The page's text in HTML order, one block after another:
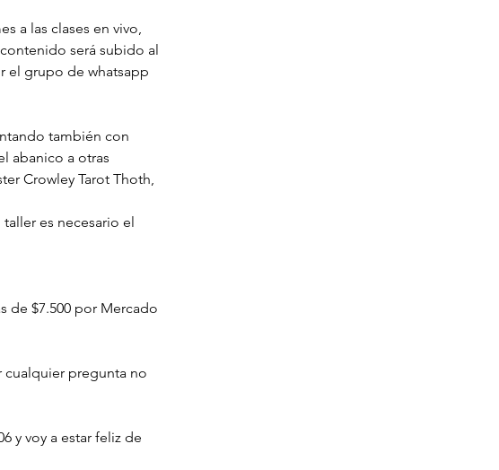
a las clases en vivo,
será subido al
el grupo de whatsapp
también con
abanico a otras
Crowley Tarot Thoth,
es necesario el
de $7.500 por Mercado
cualquier pregunta no
y voy a estar feliz de